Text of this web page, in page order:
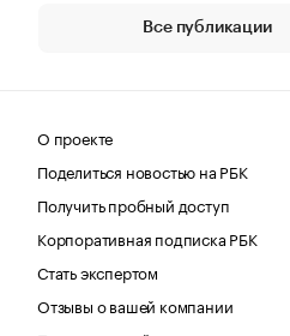
Все публикации
О проекте
Поделиться новостью на РБК
Получить пробный доступ
Корпоративная подписка РБК
Стать экспертом
Отзывы о вашей компании